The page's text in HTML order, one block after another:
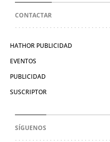
CONTACTAR
HATHOR PUBLICIDAD
EVENTOS
PUBLICIDAD
SUSCRIPTOR
SÍGUENOS